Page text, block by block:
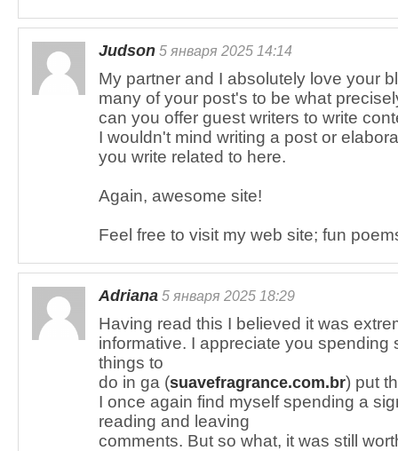
Judson 5 января 2025 14:14
My partner and I absolutely love your
many of your post's to be what
can you offer guest writers to write
I wouldn't mind writing a post or
you write related to here.
Again, awesome site!
Feel free to visit my web site; fun
Adriana 5 января 2025 18:29
Having read this I believed it was
informative. I appreciate you spending
things to
do in ga (suavefragrance.com.br) put
I once again find myself spending a
reading and leaving
comments. But so what, it was still